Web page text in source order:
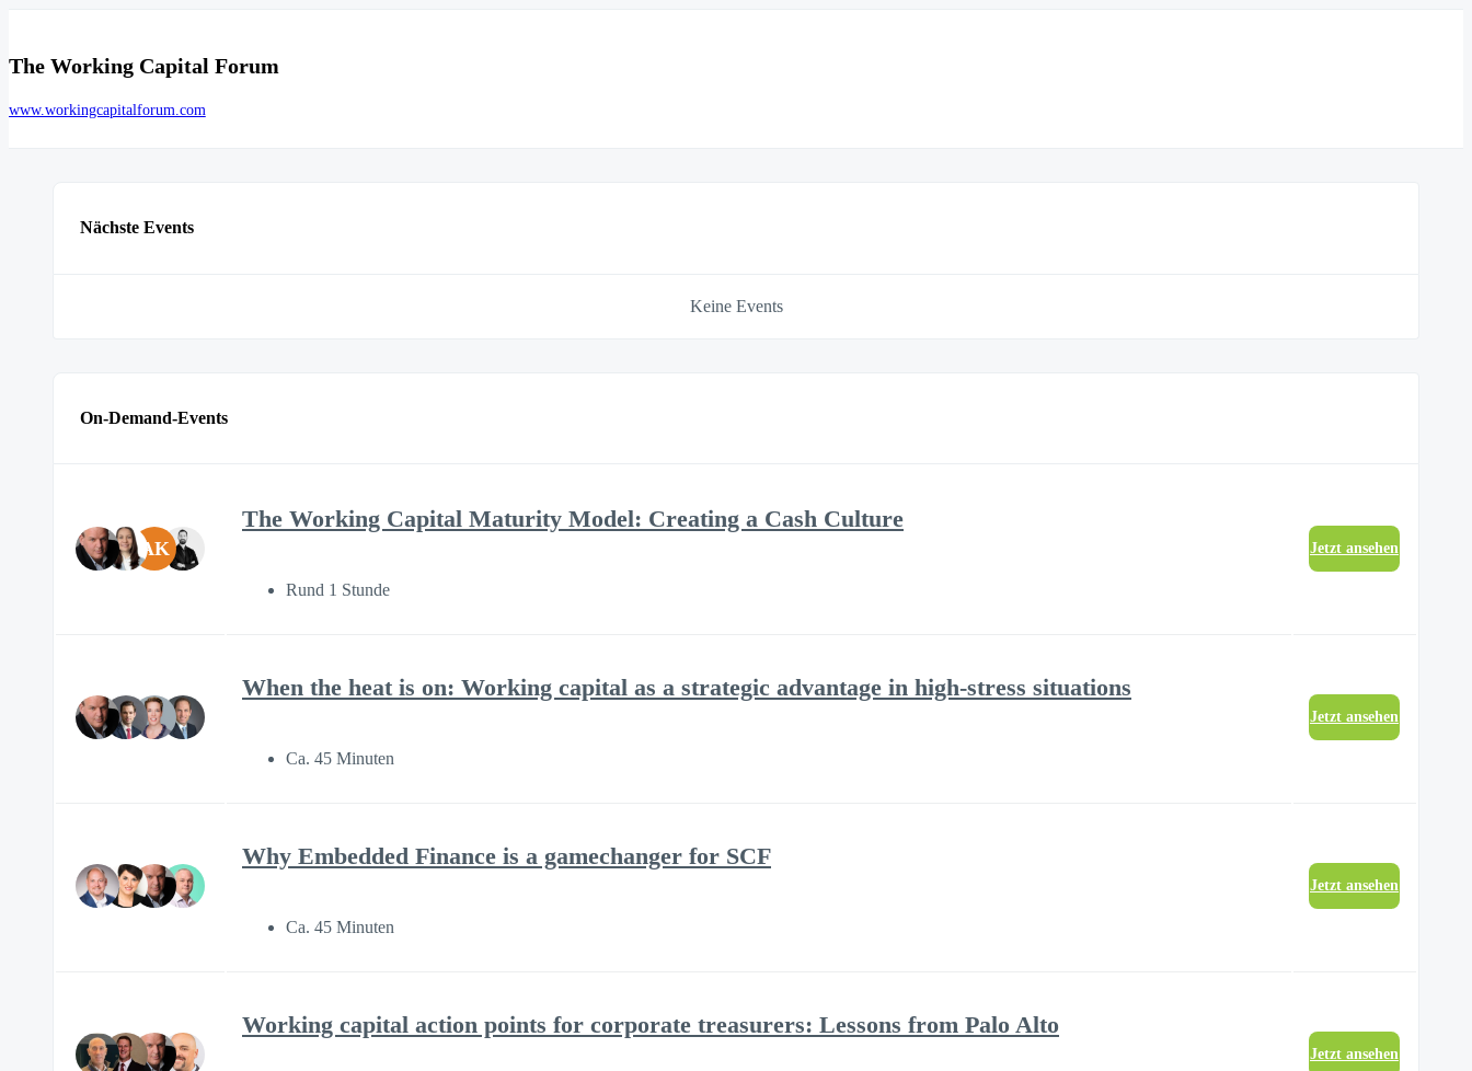
The Working Capital Forum
www.workingcapitalforum.com
Nächste Events
Keine Events
On-Demand-Events
AK
The Working Capital Maturity Model: Creating a Cash Culture
Rund 1 Stunde
Jetzt ansehen
When the heat is on: Working capital as a strategic advantage in high-stress situations
Ca. 45 Minuten
Jetzt ansehen
Why Embedded Finance is a gamechanger for SCF
Ca. 45 Minuten
Jetzt ansehen
Working capital action points for corporate treasurers: Lessons from Palo Alto
Jetzt ansehen